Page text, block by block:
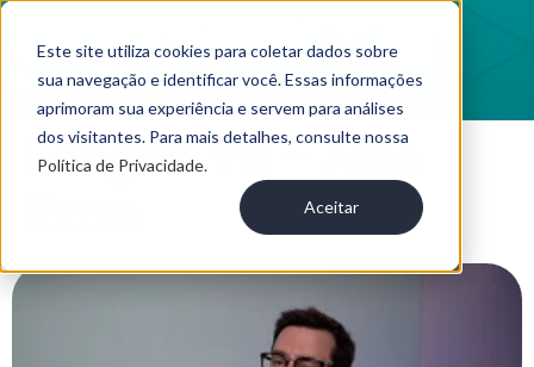
Este site utiliza cookies para coletar dados sobre
sua navegação e identificar você. Essas informações
aprimoram sua experiência e servem para análises
dos visitantes. Para mais detalhes, consulte nossa
Política de Privacidade.
Aceitar
League V5 – Aula